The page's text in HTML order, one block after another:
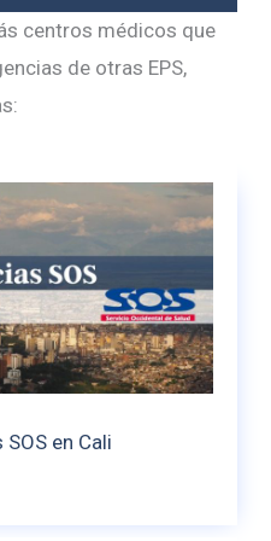
centros médicos que
de otras EPS,
en Cali